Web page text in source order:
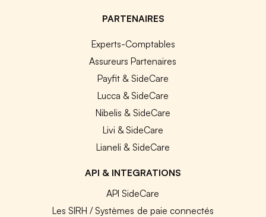
PARTENAIRES
Experts-Comptables
Assureurs Partenaires
Payfit & SideCare
Lucca & SideCare
Nibelis & SideCare
Livi & SideCare
Lianeli & SideCare
API & INTEGRATIONS
API SideCare
Les SIRH / Systèmes de paie connectés